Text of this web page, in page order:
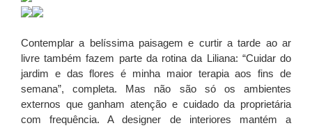
Contemplar a belíssima paisagem e curtir a tarde ao ar
livre também fazem parte da rotina da Liliana: “Cuidar do
jardim e das flores é minha maior terapia aos fins de
semana”, completa. Mas não são só os ambientes
externos que ganham atenção e cuidado da proprietária
com frequência. A designer de interiores mantém a